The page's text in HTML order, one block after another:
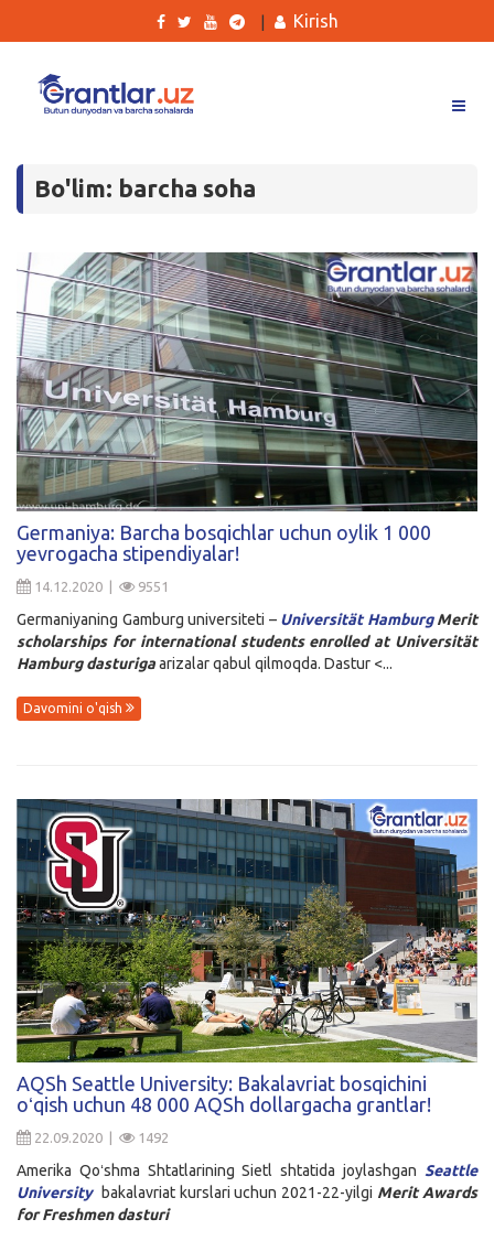
Tanlovlar
Kurslar
Blog
Yana
Qidirish
Kirish
Kirish
Bo'lim: barcha soha
Germaniya: Barcha bosqichlar uchun oylik 1 000
yevrogacha stipendiyalar!
14.12.2020 | 9551
Germaniyaning Gamburg universiteti – Universität Hamburg Merit
scholarships for international students enrolled at Universität
Hamburg dasturigaarizalar qabul qilmoqda. Dastur <...
Davomini o'qish
AQSh Seattle University: Bakalavriat bosqichini
oʻqish uchun 48 000 AQSh dollargacha grantlar!
22.09.2020 | 1492
Amerika Qoʻshma Shtatlarining Sietl shtatida joylashgan Seattle
University bakalavriat kurslari uchun 2021-22-yilgi Merit Awards
for Freshmendasturi